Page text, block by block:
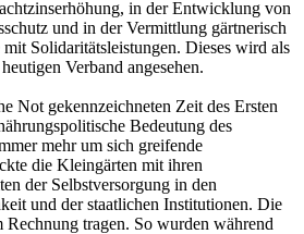
in der Entwicklung von
und in der Vermittlung gärtnerisch
Solidaritätsleistungen. Dieses wird als
Verband angesehen.
Not gekennzeichneten Zeit des Ersten
Bedeutung des
mehr um sich greifende
die Kleingärten mit ihren
der Selbstversorgung in den
und der staatlichen Institutionen. Die
Rechnung tragen. So wurden während